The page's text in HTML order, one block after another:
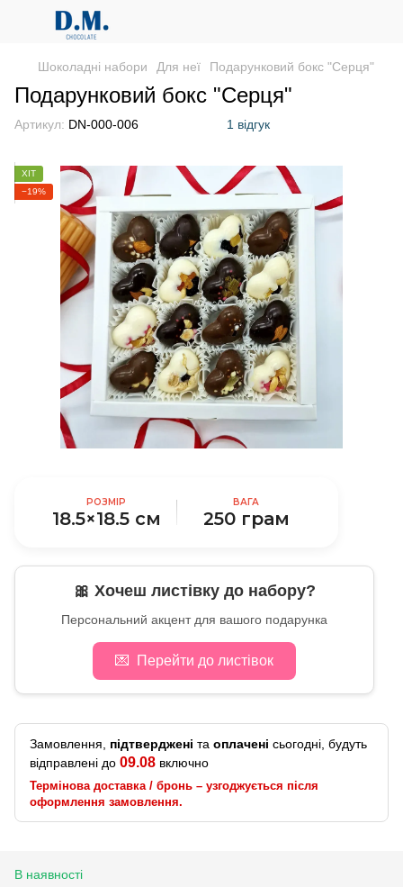
Шоколадні набори Для неї Подарунковий бокс "Серця"
Подарунковий бокс "Серця"
Артикул: DN-000-006 1 відгук
ХІТ
−19%
РОЗМІР
18.5×18.5 см
ВАГА
250 грам
🎀 Хочеш листівку до набору?
Персональний акцент для вашого подарунка
💌 Перейти до листівок
Замовлення, підтверджені та оплачені сьогодні, будуть
відправлені до 09.08 включно
Термінова доставка / бронь – узгоджується після
оформлення замовлення.
В наявності